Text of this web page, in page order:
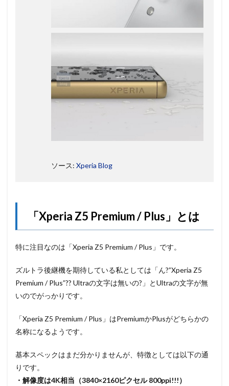
ソース: Xperia Blog
「Xperia Z5 Premium / Plus」とは
特に注目なのは「Xperia Z5 Premium / Plus」です。
ズルトラ後継機を期待している私としては「ん?”Xperia Z5
Premium / Plus”?? Ultraの文字は無いの?」とUltraの文字が無
いのでがっかりです。
「Xperia Z5 Premium / Plus」はPremiumかPlusがどちらかの
名称になるようです。
基本スペックはまだ分かりませんが、特徴としては以下の通
りです。
・解像度は4K相当（3840×2160ピクセル 800ppi!!!）